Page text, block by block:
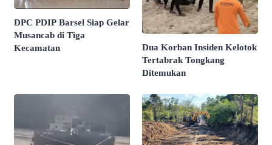
DPC PDIP Barsel Siap Gelar
Musancab di Tiga
Kecamatan
Dua Korban Insiden Kelotok
Tertabrak Tongkang
Ditemukan